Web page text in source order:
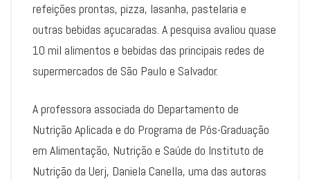
refeições prontas, pizza, lasanha, pastelaria e
outras bebidas açucaradas. A pesquisa avaliou quase
10 mil alimentos e bebidas das principais redes de
supermercados de São Paulo e Salvador.
A professora associada do Departamento de
Nutrição Aplicada e do Programa de Pós-Graduação
em Alimentação, Nutrição e Saúde do Instituto de
Nutrição da Uerj, Daniela Canella, uma das autoras